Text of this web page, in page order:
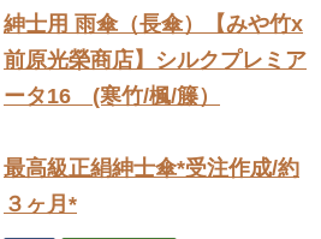
紳士用 雨傘（長傘）
【みや竹x
前原光榮商店】シルクプレミア
ータ16 (寒竹/楓/籐）
最高級正絹紳士傘*受注作成/約
３ヶ月*